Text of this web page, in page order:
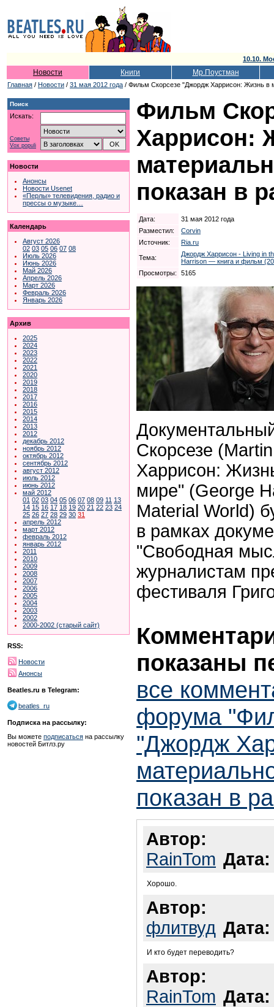
10.10.
Новости Книги Мр.Поустман
Главная / Новости / 31 мая 2012 года / Фильм Скорсезе "Джордж Харрисон: Жизнь в
Поиск
Искать:
Советы
Vox populi
Новости
Анонсы
Новости Usenet
«Перлы» телевидения, радио и
прессы о музыке…
Календарь
Август 2026
02 03 05 06 07 08
Июль 2026
Июнь 2026
Май 2026
Апрель 2026
Март 2026
Февраль 2026
Январь 2026
Архив
2025
2024
2023
2022
2021
2020
2019
2018
2017
2016
2015
2014
2013
2012
декабрь 2012
ноябрь 2012
октябрь 2012
сентябрь 2012
август 2012
июль 2012
июнь 2012
май 2012
01 02 03 04 05 06 07 08 09 11 13
14 15 16 17 18 19 20 21 22 23 24
25 26 27 28 29 30 31
апрель 2012
март 2012
февраль 2012
январь 2012
2011
2010
2009
2008
2007
2006
2005
2004
2003
2002
2000-2002 (старый сайт)
RSS:
Новости
Анонсы
Beatles.ru в Telegram:
beatles_ru
Подписка на рассылку:
Вы можете подписаться на рассылку
новостей Битлз.ру
Фильм
Харрисон:
показан в
Дата:
31 мая 2012 года
Разместил:
Corvin
Источник:
Ria.ru
Тема:
Джордж Харрисон - Living in
Harrison — книга и фильм
Просмотры:
5165
Скорсезе
Харрисон:
мире" (George
Material World)
в рамках
"Свободная
журналистам
фестиваля
показаны
все
форума
"Джордж
показан в
Автор:
RainTom Дата:
Хорошо.
Автор:
флитвуд Дата:
И кто будет переводить?
Автор:
RainTom Дата: